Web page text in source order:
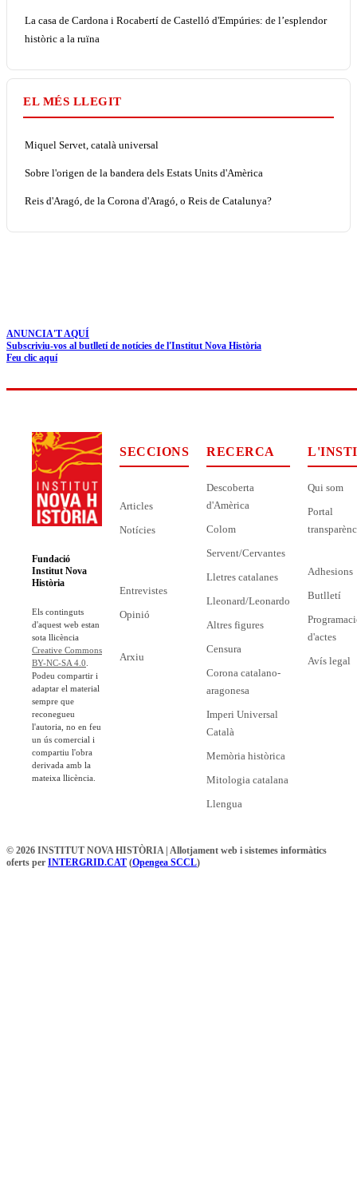
La casa de Cardona i Rocabertí de Castelló d'Empúries: de l’esplendor
històric a la ruïna
EL MÉS LLEGIT
Miquel Servet, català universal
Sobre l'origen de la bandera dels Estats Units d'Amèrica
Reis d'Aragó, de la Corona d'Aragó, o Reis de Catalunya?
ANUNCIA'T AQUÍ
Subscriviu-vos al butlletí de notícies de l'Institut Nova Història
Feu clic aquí
Fundació
Institut Nova
Història
Els continguts
d'aquest web estan
sota llicència
Creative Commons
BY-NC-SA 4.0
Podeu compartir i
adaptar el material
sempre que
reconegueu
l'autoria, no en feu
un ús comercial i
compartiu l'obra
derivada amb la
mateixa llicència.
SECCIONS
Articles
Notícies
Entrevistes
Opinió
Arxiu
RECERCA
Descoberta
d'Amèrica
Colom
Servent/Cervantes
Lletres catalanes
Lleonard/Leonardo
Altres figures
Censura
Corona catalano-
aragonesa
Imperi Universal
Català
Memòria històrica
Mitologia catalana
Llengua
Qui som
Portal
Adhesions
Butlletí
d'actes
Avís legal
© 2026 INSTITUT NOVA HISTÒRIA | Allotjament web i sistemes informàtics
oferts per INTERGRID.CAT (Opengea SCCL)